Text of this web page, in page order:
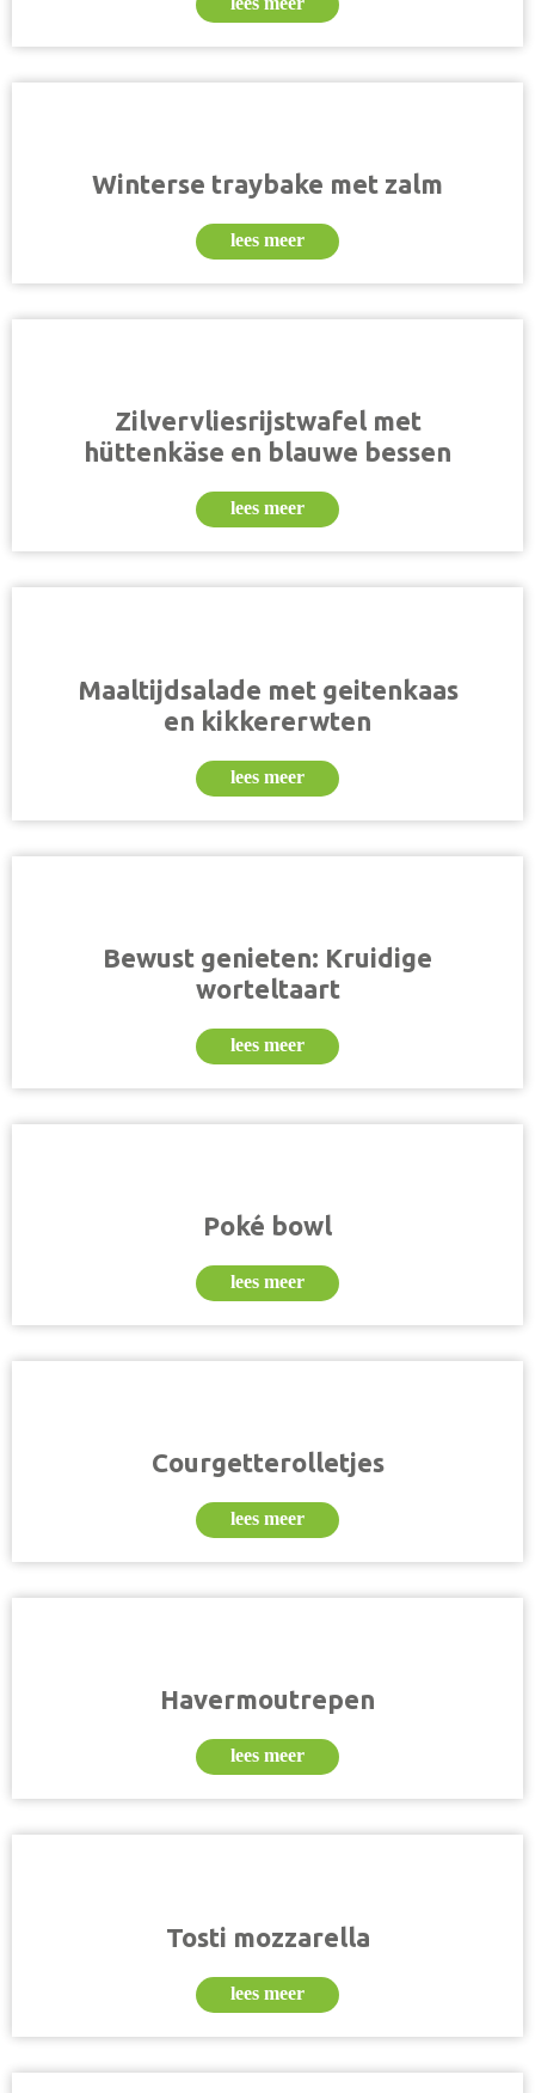
Winterse traybake met zalm
lees meer
Zilvervliesrijstwafel met
hüttenkäse en blauwe bessen
lees meer
Maaltijdsalade met geitenkaas
en kikkererwten
lees meer
Bewust genieten: Kruidige
worteltaart
lees meer
Poké bowl
lees meer
Courgetterolletjes
lees meer
Havermoutrepen
lees meer
Tosti mozzarella
lees meer